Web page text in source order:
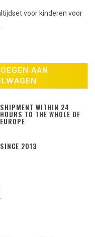
voor kinderen voor
AAN
SHIPMENT WITHIN 24
HOURS TO THE WHOLE OF
EUROPE
SINCE 2013